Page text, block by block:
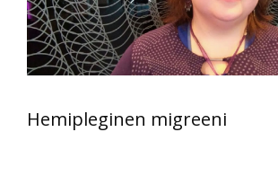
Hemipleginen migreeni